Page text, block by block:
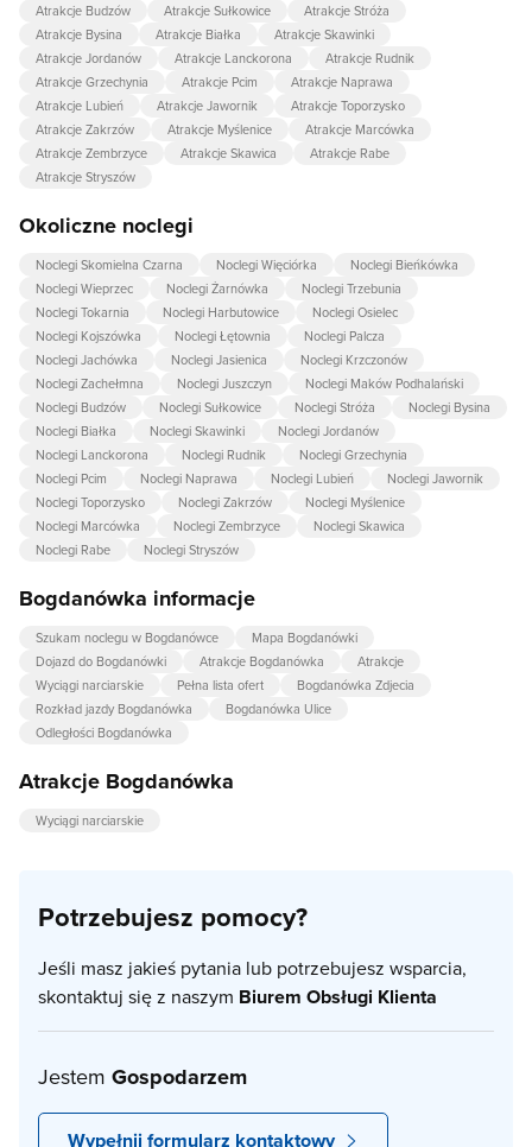
Atrakcje Budzów
Atrakcje Sułkowice
Atrakcje Stróża
Atrakcje Bysina
Atrakcje Białka
Atrakcje Skawinki
Atrakcje Jordanów
Atrakcje Lanckorona
Atrakcje Rudnik
Atrakcje Grzechynia
Atrakcje Pcim
Atrakcje Naprawa
Atrakcje Lubień
Atrakcje Jawornik
Atrakcje Toporzysko
Atrakcje Zakrzów
Atrakcje Myślenice
Atrakcje Marcówka
Atrakcje Zembrzyce
Atrakcje Skawica
Atrakcje Rabe
Atrakcje Stryszów
Okoliczne noclegi
Noclegi Skomielna Czarna Noclegi Więciórka
Noclegi Bieńkówka
Noclegi Wieprzec
Noclegi Żarnówka
Noclegi Trzebunia
Noclegi Tokarnia
Noclegi Harbutowice
Noclegi Osielec
Noclegi Kojszówka
Noclegi Łętownia
Noclegi Palcza
Noclegi Jachówka
Noclegi Jasienica
Noclegi Krzczonów
Noclegi Zachełmna
Noclegi Juszczyn
Noclegi Maków Podhalański
Noclegi Budzów
Noclegi Sułkowice Noclegi Stróża
Noclegi Bysina
Noclegi Białka
Noclegi Skawinki
Noclegi Jordanów
Noclegi Lanckorona
Noclegi Rudnik
Noclegi Grzechynia
Noclegi Pcim
Noclegi Naprawa Noclegi Lubień
Noclegi Jawornik
Noclegi Toporzysko
Noclegi Zakrzów
Noclegi Myślenice
Noclegi Marcówka
Noclegi Zembrzyce
Noclegi Skawica
Noclegi Rabe
Noclegi Stryszów
Bogdanówka informacje
Szukam noclegu w Bogdanówce
Mapa Bogdanówki
Dojazd do Bogdanówki
Atrakcje Bogdanówka
Atrakcje
Wyciągi narciarskie
Pełna lista ofert
Bogdanówka Zdjecia
Rozkład jazdy Bogdanówka
Bogdanówka Ulice
Odległości Bogdanówka
Atrakcje Bogdanówka
Wyciągi narciarskie
Potrzebujesz pomocy?
Jeśli masz jakieś pytania lub potrzebujesz wsparcia,
skontaktuj się z naszym Biurem Obsługi Klienta
Jestem Gospodarzem
Wypełnij formularz kontaktowy